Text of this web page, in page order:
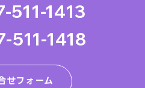
511-1413
511-1418
せフォーム